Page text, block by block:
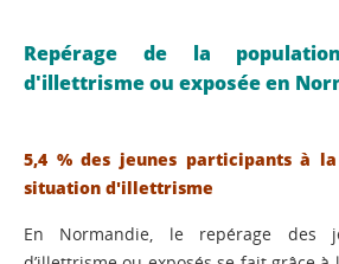
Repérage de la
d'illettrisme ou exposée en
5,4 % des jeunes participants à la
situation d'illettrisme
En Normandie, le repérage des